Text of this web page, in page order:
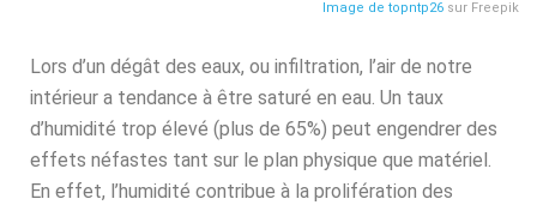
Image de topntp26 sur Freepik
Lors d’un dégât des eaux, ou infiltration, l’air de notre
intérieur a tendance à être saturé en eau. Un taux
d’humidité trop élevé (plus de 65%) peut engendrer des
effets néfastes tant sur le plan physique que matériel.
En effet, l’humidité contribue à la prolifération des